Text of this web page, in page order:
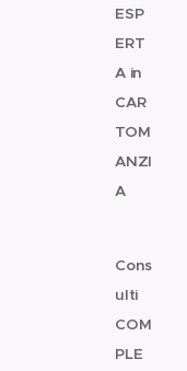
ESP
ERT
A in
CAR
TOM
ANZI
A
Cons
ulti
COM
PLE